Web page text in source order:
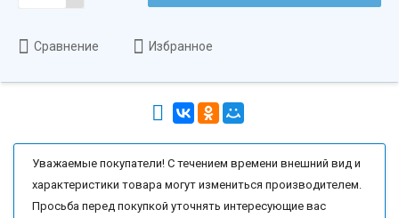
Сравнение Избранное
Уважаемые покупатели! С течением времени внешний вид и
характеристики товара могут измениться производителем.
Просьба перед покупкой уточнять интересующие вас